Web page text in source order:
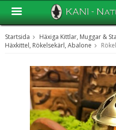
Produkten har blivit
Startsida
Häxiga Kittlar, Muggar &
Häxkittel, Rökelsekärl, Abalone